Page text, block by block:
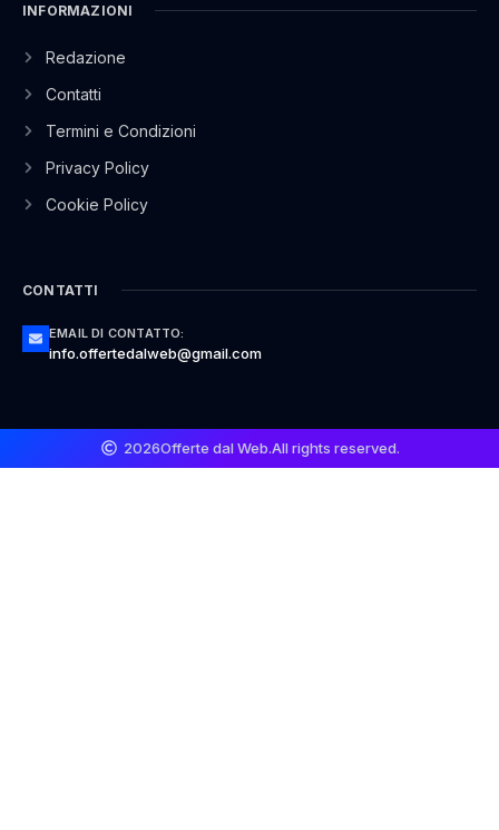
INFORMAZIONI
Redazione
Contatti
Termini e Condizioni
Privacy Policy
Cookie Policy
CONTATTI
EMAIL DI CONTATTO:
info.offertedalweb@gmail.com
2026Offerte dal Web.All rights reserved.